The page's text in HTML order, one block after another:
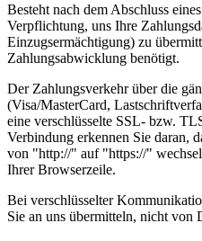
Besteht nach dem Abschluss
Verpflichtung, uns Ihre
Einzugsermächtigung) zu
Zahlungsabwicklung benötigt.
Der Zahlungsverkehr über die
(Visa/MasterCard,
eine verschlüsselte SSL- bzw.
Verbindung erkennen Sie daran,
von "http://" auf "https://"
Ihrer Browserzeile.
Bei verschlüsselter
Sie an uns übermitteln, nicht von